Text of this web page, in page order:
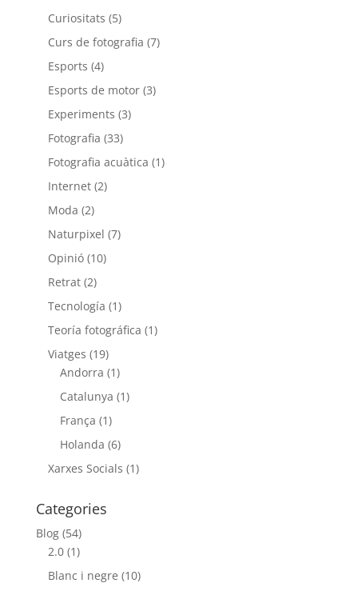
Curiositats (5)
Curs de fotografia (7)
Esports (4)
Esports de motor(3)
Experiments (3)
Fotografia (33)
Fotografia acuàtica (1)
Internet(2)
Moda (2)
Naturpixel (7)
Opinió(10)
Retrat(2)
Tecnología (1)
Teoría fotográfica (1)
Viatges (19)
Andorra (1)
Catalunya (1)
França (1)
Holanda (6)
Xarxes Socials (1)
Categories
Blog(54)
2.0(1)
Blanc i negre (10)